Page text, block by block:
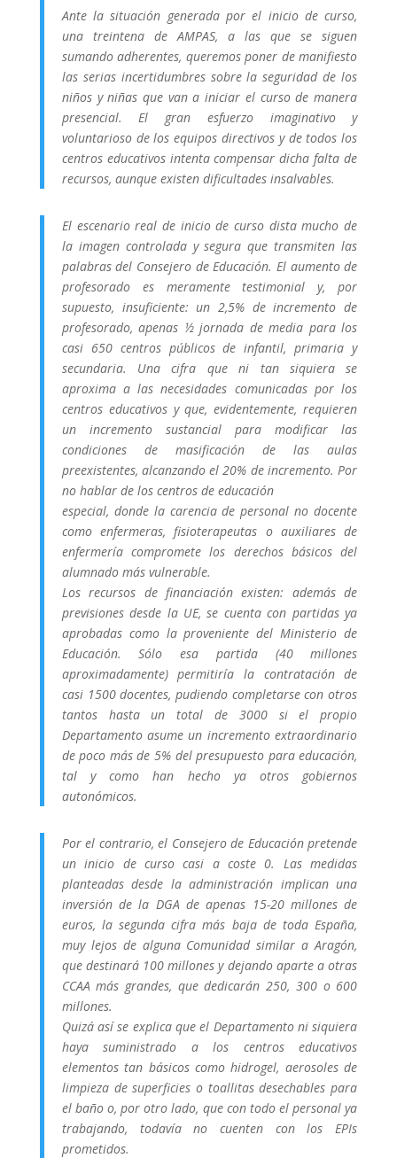
Ante la situación generada por el inicio de curso,
una treintena de AMPAS, a las que se siguen
sumando adherentes, queremos poner de manifiesto
las serias incertidumbres sobre la seguridad de los
niños y niñas que van a iniciar el curso de manera
presencial. El gran esfuerzo imaginativo y
voluntarioso de los equipos directivos y de todos los
centros educativos intenta compensar dicha falta de
recursos, aunque existen dificultades insalvables.
El escenario real de inicio de curso dista mucho de
la imagen controlada y segura que transmiten las
palabras del Consejero de Educación. El aumento de
profesorado es meramente testimonial y, por
supuesto, insuficiente: un 2,5% de incremento de
profesorado, apenas ½ jornada de media para los
casi 650 centros públicos de infantil, primaria y
secundaria. Una cifra que ni tan siquiera se
aproxima a las necesidades comunicadas por los
centros educativos y que, evidentemente, requieren
un incremento sustancial para modificar las
condiciones de masificación de las aulas
preexistentes, alcanzando el 20% de incremento. Por
no hablar de los centros de educación
especial, donde la carencia de personal no docente
como enfermeras, fisioterapeutas o auxiliares de
enfermería compromete los derechos básicos del
alumnado más vulnerable.
Los recursos de financiación existen: además de
previsiones desde la UE, se cuenta con partidas ya
aprobadas como la proveniente del Ministerio de
Educación. Sólo esa partida (40 millones
aproximadamente) permitiría la contratación de
casi 1500 docentes, pudiendo completarse con otros
tantos hasta un total de 3000 si el propio
Departamento asume un incremento extraordinario
de poco más de 5% del presupuesto para educación,
tal y como han hecho ya otros gobiernos
autonómicos.
Por el contrario, el Consejero de Educación pretende
un inicio de curso casi a coste 0. Las medidas
planteadas desde la administración implican una
inversión de la DGA de apenas 15-20 millones de
euros, la segunda cifra más baja de toda España,
muy lejos de alguna Comunidad similar a Aragón,
que destinará 100 millones y dejando aparte a otras
CCAA más grandes, que dedicarán 250, 300 o 600
millones.
Quizá así se explica que el Departamento ni siquiera
haya suministrado a los centros educativos
elementos tan básicos como hidrogel, aerosoles de
limpieza de superficies o toallitas desechables para
el baño o, por otro lado, que con todo el personal ya
trabajando, todavía no cuenten con los EPIs
prometidos.